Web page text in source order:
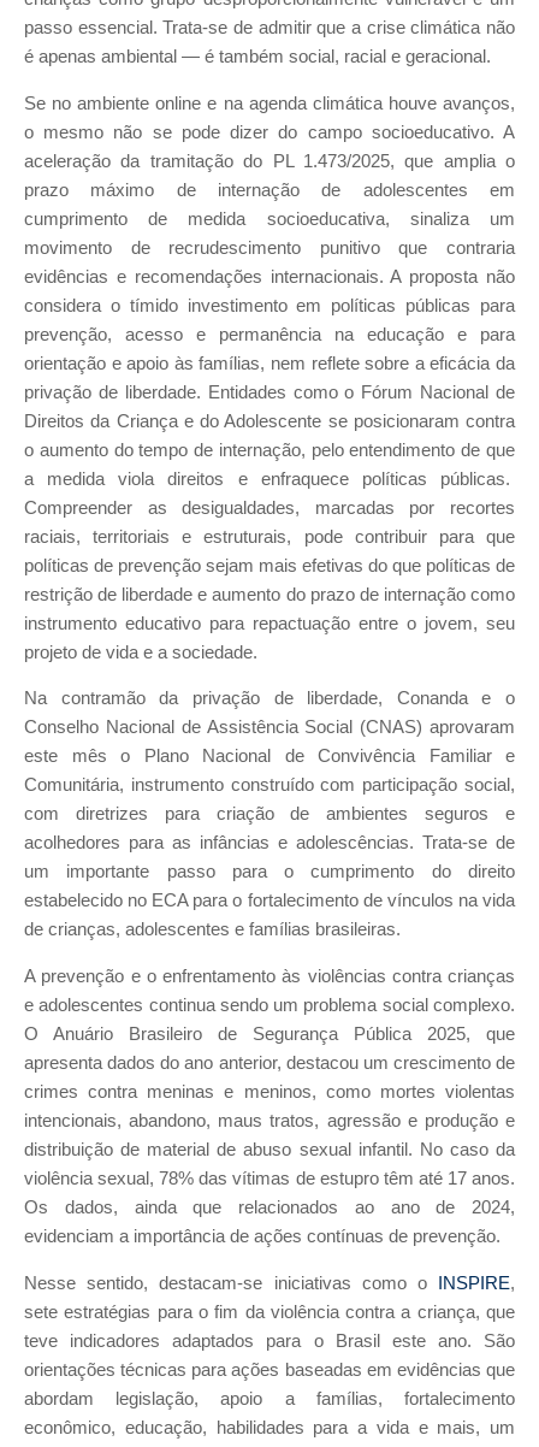
passo essencial. Trata-se de admitir que a crise climática não
é apenas ambiental — é também social, racial e geracional.
Se no ambiente online e na agenda climática houve avanços,
o mesmo não se pode dizer do campo socioeducativo. A
aceleração da tramitação do PL 1.473/2025, que amplia o
prazo máximo de internação de adolescentes em
cumprimento de medida socioeducativa, sinaliza um
movimento de recrudescimento punitivo que contraria
evidências e recomendações internacionais. A proposta não
considera o tímido investimento em políticas públicas para
prevenção, acesso e permanência na educação e para
orientação e apoio às famílias, nem reflete sobre a eficácia da
privação de liberdade. Entidades como o Fórum Nacional de
Direitos da Criança e do Adolescente se posicionaram contra
o aumento do tempo de internação, pelo entendimento de que
a medida viola direitos e enfraquece políticas públicas.
Compreender as desigualdades, marcadas por recortes
raciais, territoriais e estruturais, pode contribuir para que
políticas de prevenção sejam mais efetivas do que políticas de
restrição de liberdade e aumento do prazo de internação como
instrumento educativo para repactuação entre o jovem, seu
projeto de vida e a sociedade.
Na contramão da privação de liberdade, Conanda e o
Conselho Nacional de Assistência Social (CNAS) aprovaram
este mês o Plano Nacional de Convivência Familiar e
Comunitária, instrumento construído com participação social,
com diretrizes para criação de ambientes seguros e
acolhedores para as infâncias e adolescências. Trata-se de
um importante passo para o cumprimento do direito
estabelecido no ECA para o fortalecimento de vínculos na vida
de crianças, adolescentes e famílias brasileiras.
A prevenção e o enfrentamento às violências contra crianças
e adolescentes continua sendo um problema social complexo.
O Anuário Brasileiro de Segurança Pública 2025, que
apresenta dados do ano anterior, destacou um crescimento de
crimes contra meninas e meninos, como mortes violentas
intencionais, abandono, maus tratos, agressão e produção e
distribuição de material de abuso sexual infantil. No caso da
violência sexual, 78% das vítimas de estupro têm até 17 anos.
Os dados, ainda que relacionados ao ano de 2024,
evidenciam a importância de ações contínuas de prevenção.
Nesse sentido, destacam-se iniciativas como o INSPIRE,
sete estratégias para o fim da violência contra a criança, que
teve indicadores adaptados para o Brasil este ano. São
orientações técnicas para ações baseadas em evidências que
abordam legislação, apoio a famílias, fortalecimento
econômico, educação, habilidades para a vida e mais, um